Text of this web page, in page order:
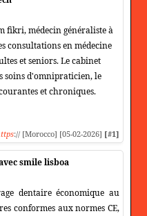
fikri, médecin généraliste à
consultations en médecine
et seniors. Le cabinet
soins d'omnipraticien, le
et chroniques.
:// [Morocco] [05-02-2026] [#1]
smile lisboa
dentaire économique au
conformes aux normes CE,